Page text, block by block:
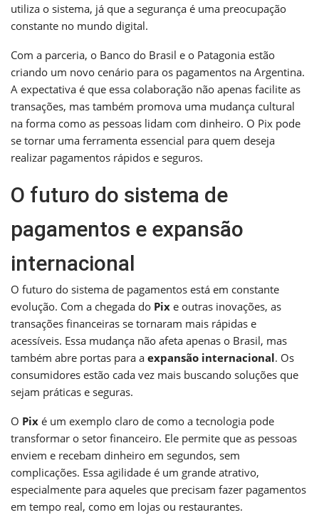
utiliza o sistema, já que a segurança é uma preocupação
constante no mundo digital.
Com a parceria, o Banco do Brasil e o Patagonia estão
criando um novo cenário para os pagamentos na Argentina.
A expectativa é que essa colaboração não apenas facilite as
transações, mas também promova uma mudança cultural
na forma como as pessoas lidam com dinheiro. O Pix pode
se tornar uma ferramenta essencial para quem deseja
realizar pagamentos rápidos e seguros.
O futuro do sistema de
pagamentos e expansão
internacional
O futuro do sistema de pagamentos está em constante
evolução. Com a chegada do Pix e outras inovações, as
transações financeiras se tornaram mais rápidas e
acessíveis. Essa mudança não afeta apenas o Brasil, mas
também abre portas para a expansão internacional. Os
consumidores estão cada vez mais buscando soluções que
sejam práticas e seguras.
O Pix é um exemplo claro de como a tecnologia pode
transformar o setor financeiro. Ele permite que as pessoas
enviem e recebam dinheiro em segundos, sem
complicações. Essa agilidade é um grande atrativo,
especialmente para aqueles que precisam fazer pagamentos
em tempo real, como em lojas ou restaurantes.